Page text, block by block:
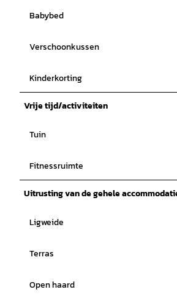
Babybed
Verschoonkussen
Kinderkorting
Vrije tijd/activiteiten
Tuin
Fitnessruimte
Uitrusting van de gehele
Ligweide
Terras
Open haard